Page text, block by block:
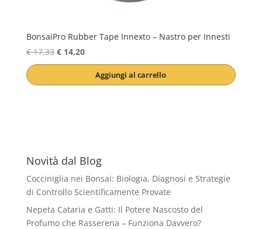
BonsaiPro Rubber Tape Innexto – Nastro per Innesti
€17,33 Il
prezzo
€14,20Il
prezzo
attuale
Aggiungi al carrello
Novità dal Blog
Cocciniglia nei Bonsai: Biologia, Diagnosi e Strategie
di Controllo Scientificamente Provate
Nepeta Cataria e Gatti: Il Potere Nascosto del
Profumo che Rasserena – Funziona Davvero?